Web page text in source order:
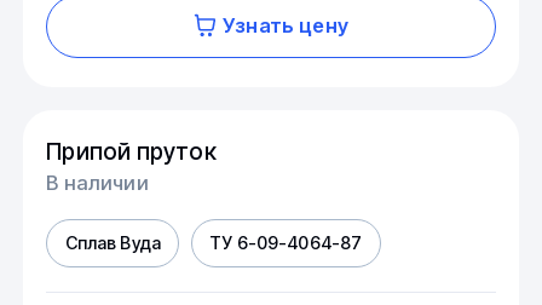
Узнать цену
Припой пруток
В наличии
Сплав Вуда ТУ 6-09-4064-87